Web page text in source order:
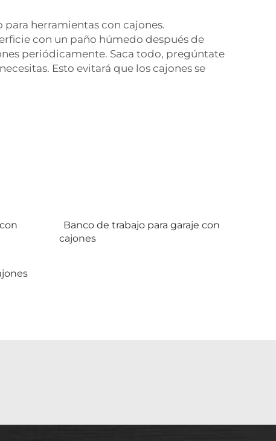
herramientas con cajones.
con un paño húmedo después de
periódicamente. Saca todo, pregúntate
Esto evitará que los cajones se
Banco de trabajo para garaje con
cajones